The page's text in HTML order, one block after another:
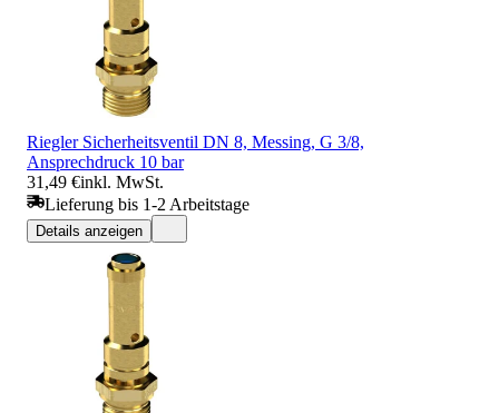
Riegler Sicherheitsventil DN 8, Messing, G 3/8,
Ansprechdruck 10 bar
31,49 €inkl. MwSt.
Lieferung bis 1-2 Arbeitstage
Details anzeigen